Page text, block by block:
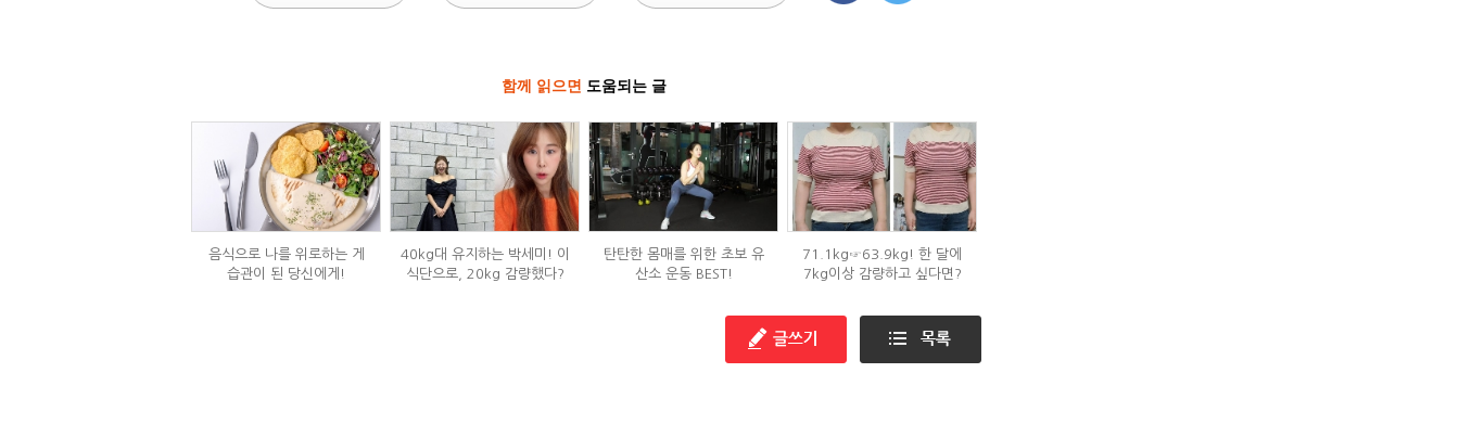
함께 읽으면 도움되는 글
음식으로 나를 위로하는 게
습관이 된 당신에게!
40kg대 유지하는 박세미! 이
식단으로, 20kg 감량했다?
탄탄한 몸매를 위한 초보 유
산소 운동 BEST!
71.1kg☞63.9kg! 한 달에
7kg이상 감량하고 싶다면?